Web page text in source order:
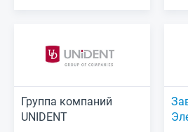
Группа компаний
UNIDENT